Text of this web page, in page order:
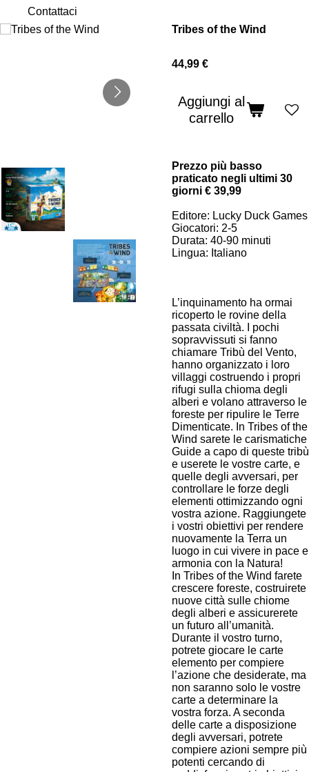
Contattaci
Tribes of the Wind
44,99 €
Aggiungi al
carrello
Prezzo più basso
praticato negli ultimi 30
giorni € 39,99
Editore: Lucky Duck Games
Giocatori: 2-5
Durata: 40-90 minuti
Lingua: Italiano
L’inquinamento ha ormai
ricoperto le rovine della
passata civiltà. I pochi
sopravvissuti si fanno
chiamare Tribù del Vento,
hanno organizzato i loro
villaggi costruendo i propri
rifugi sulla chioma degli
alberi e volano attraverso le
foreste per ripulire le Terre
Dimenticate. In Tribes of the
Wind sarete le carismatiche
Guide a capo di queste tribù
e userete le vostre carte, e
quelle degli avversari, per
controllare le forze degli
elementi ottimizzando ogni
vostra azione. Raggiungete
i vostri obiettivi per rendere
nuovamente la Terra un
luogo in cui vivere in pace e
armonia con la Natura!
In Tribes of the Wind farete
crescere foreste, costruirete
nuove città sulle chiome
degli alberi e assicurerete
un futuro all’umanità.
Durante il vostro turno,
potrete giocare le carte
elemento per compiere
l’azione che desiderate, ma
non saranno solo le vostre
carte a determinare la
vostra forza. A seconda
delle carte a disposizione
degli avversari, potrete
compiere azioni sempre più
potenti cercando di